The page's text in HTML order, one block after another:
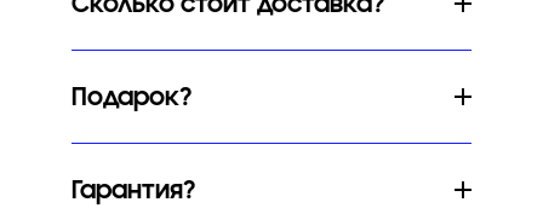
Подарок?
Гарантия?